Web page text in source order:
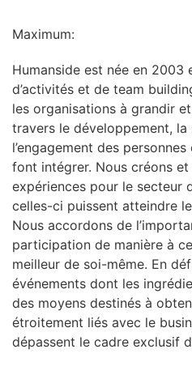
Maximum:
Humanside est née en 2003
d’activités et de team
les organisations à grandir
travers le développement,
l’engagement des
font intégrer. Nous créons
expériences pour le secteur
celles-ci puissent atteindre
Nous accordons de
participation de manière à
meilleur de soi-même. En
événements dont les
des moyens destinés à
étroitement liés avec le
dépassent le cadre exclusif